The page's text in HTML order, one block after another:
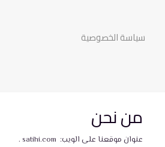
سياسة الخصوصية
من نحن
عنوان موقعنا على الويب: satihi.com .